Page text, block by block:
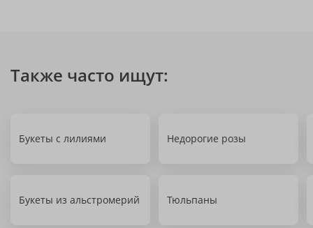
Также часто ищут:
Букеты с лилиями Недорогие розы
Букеты из альстромерий Тюльпаны